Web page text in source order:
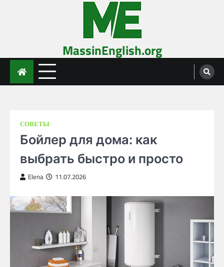
MassinEnglish.org
СОВЕТЫ
Бойлер для дома: как
выбрать быстро и просто
Elena 11.07.2026